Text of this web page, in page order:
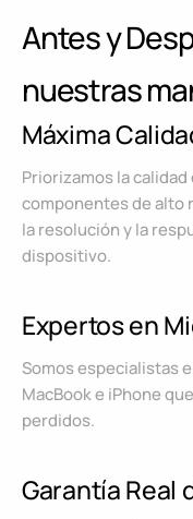
Antes y
nuestras
Máxima
Priorizamos la
componentes de alto
la resolución y la
dispositivo.
Expertos en
Somos especialistas
MacBook e iPhone
perdidos.
Garantía Real